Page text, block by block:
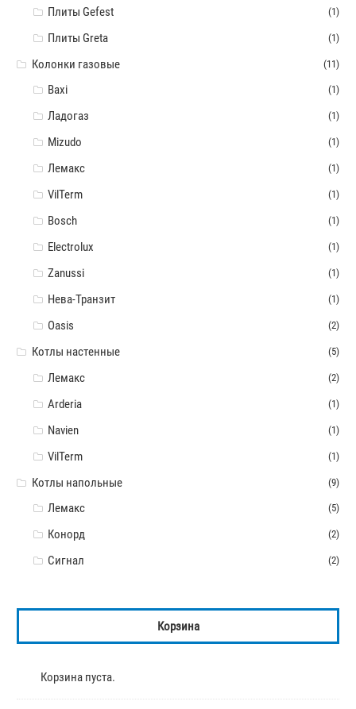
Плиты Gefest (1)
Плиты Greta (1)
Колонки газовые (11)
Baxi (1)
Ладогаз (1)
Mizudo (1)
Лемакс (1)
VilTerm (1)
Bosch (1)
Electrolux (1)
Zanussi (1)
Нева-Транзит (1)
Oasis (2)
Котлы настенные (5)
Лемакс (2)
Arderia (1)
Navien (1)
VilTerm (1)
Котлы напольные (9)
Лемакс (5)
Конорд (2)
Сигнал (2)
Корзина
Корзина пуста.